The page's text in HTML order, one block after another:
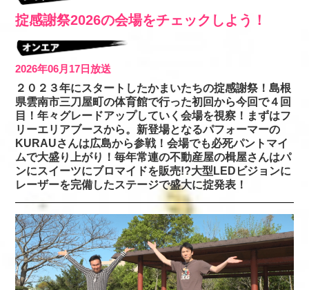
掟感謝祭2026の会場をチェックしよう！
2026年06月17日放送
２０２３年にスタートしたかまいたちの掟感謝祭！島根
県雲南市三刀屋町の体育館で行った初回から今回で４回
目！年々グレードアップしていく会場を視察！まずはフ
リーエリアブースから。新登場となるパフォーマーの
KURAUさんは広島から参戦！会場でも必死パントマイ
ムで大盛り上がり！毎年常連の不動産屋の楫屋さんはパ
ンにスイーツにブロマイドを販売!?大型LEDビジョンに
レーザーを完備したステージで盛大に掟発表！